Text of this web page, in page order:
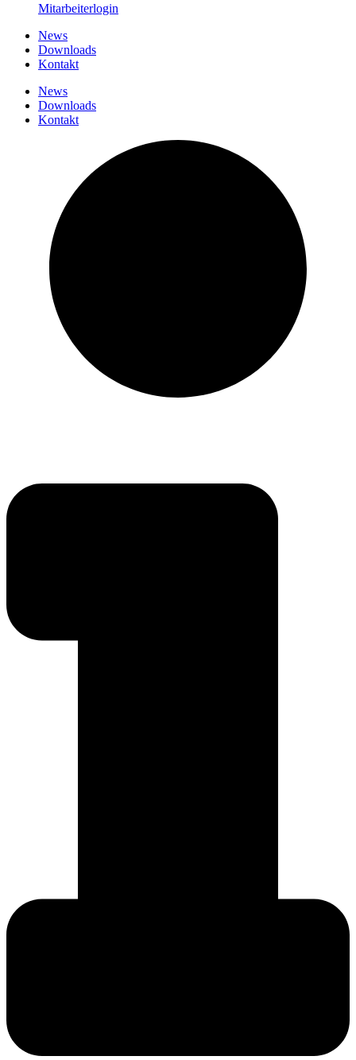
Mitarbeiterlogin
News
Downloads
Kontakt
News
Downloads
Kontakt